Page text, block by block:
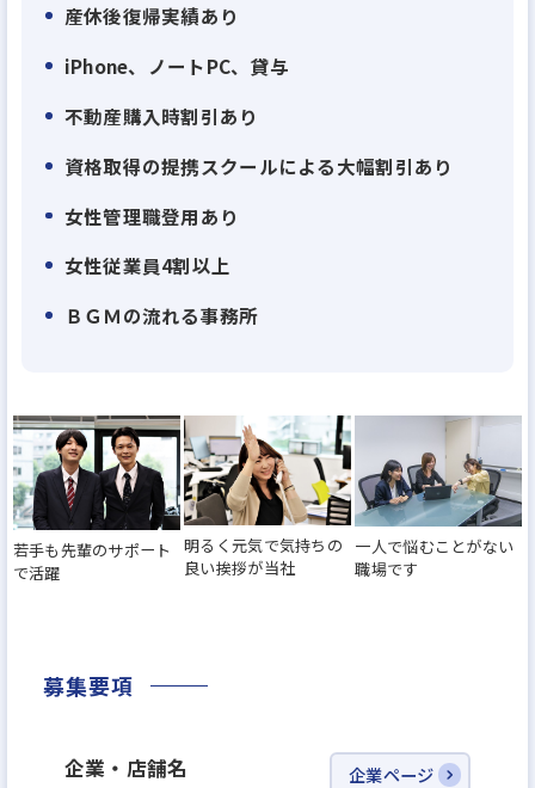
と考えています。私たちは、従来の不動産企業と一線
を画す、日本の国策を踏まえた「不動産業界の常識
に捉われない新たな価値を提供する伴走支援サービ
◆不動産会社のイメージとは真逆
スタッフが互いにカバーしあってます
良い意味で不動産業界”らしくない”が特徴。
産休後復帰実績あり
iPhone、ノートPC、貸与
不動産購入時割引あり
資格取得の提携スクールによる大幅割引あり
女性管理職登用あり
女性従業員4割以上
ＢＧＭの流れる事務所
若手も先輩のサポート
で活躍
明るく元気で気持ちの
良い挨拶が当社
一人で悩むことがない
職場です
募集要項
企業・店舗名 企業ページ